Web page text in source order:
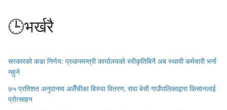
🕒भर्खरै
सरकारको कडा निर्णय: प्रधानमन्त्री कार्यालयको स्वीकृतिबिनै अब स्थायी कर्मचारी भर्ना
नहुने
७५ प्रतिशत अनुदानमा अलैँचीका बिरुवा वितरण, रावा बेसी गाउँपालिकाद्वारा किसानलाई
प्रोत्साहन